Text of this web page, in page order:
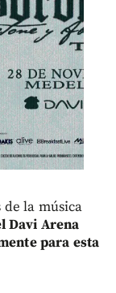
de la música
Davi Arena
para esta